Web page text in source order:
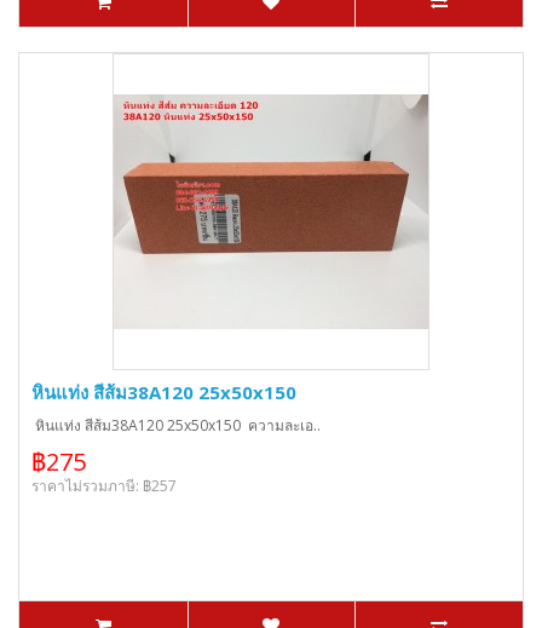
หินแท่ง สีส้ม38A120 25x50x150
หินแท่ง สีส้ม38A120 25x50x150 ความละเอ..
฿275
ราคาไม่รวมภาษี: ฿257